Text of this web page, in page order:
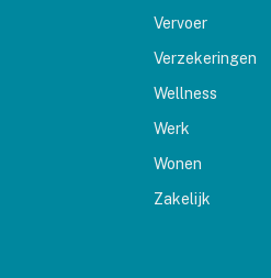
Vervoer
Verzekeringen
Wellness
Werk
Wonen
Zakelijk